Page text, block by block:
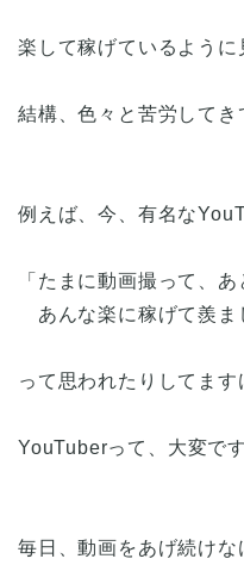
楽して稼げているように
結構、色々と苦労してき
例えば、今、有名な
「たまに動画撮って、
あんな楽に稼げて羨ま
って思われたりしてます
YouTuberって、大変です
毎日、動画をあげ続けな